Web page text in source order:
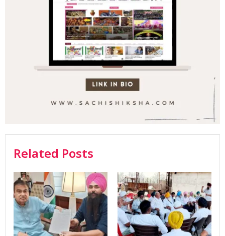
Related Posts